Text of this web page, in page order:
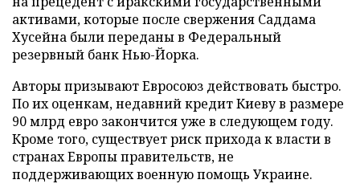
активами, которые после свержения Саддама
Хусейна были переданы в Федеральный
резервный банк Нью-Йорка.
Авторы призывают Евросоюз действовать быстро.
По их оценкам, недавний кредит Киеву в размере
90 млрд евро закончится уже в следующем году.
Кроме того, существует риск прихода к власти в
странах Европы правительств, не
поддерживающих военную помощь Украине.